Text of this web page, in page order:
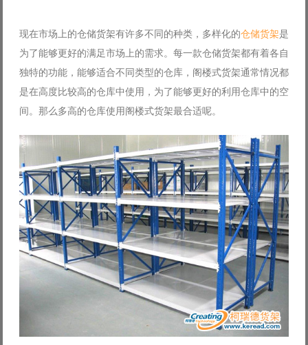
现在市场上的仓储货架有许多不同的种类，多样化的仓储货架是
为了能够更好的满足市场上的需求。每一款仓储货架都有着各自
独特的功能，能够适合不同类型的仓库，阁楼式货架通常情况都
是在高度比较高的仓库中使用，为了能够更好的利用仓库中的空
间。那么多高的仓库使用阁楼式货架最合适呢。
Log in with Facebook
Forgot your password?
Forgot your username?